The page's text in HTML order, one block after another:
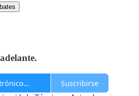
Suscribirse